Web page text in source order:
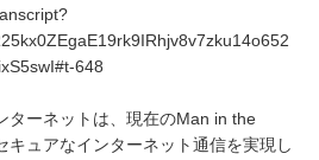
648
ターネットは、現在のMan in the
キュアなインターネット通信を実現し